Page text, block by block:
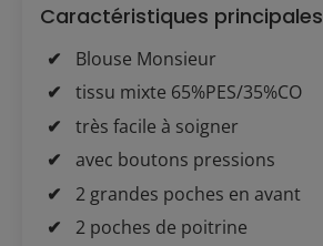
Caractéristiques principales
Blouse Monsieur
tissu mixte 65%PES/35%CO
très facile à soigner
avec boutons pressions
2 grandes poches en avant
2 poches de poitrine